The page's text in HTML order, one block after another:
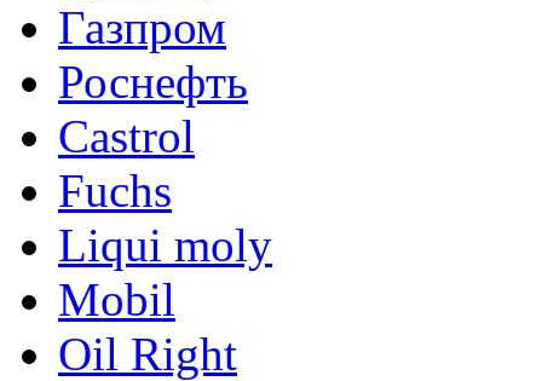
Газпром
Роснефть
Castrol
Fuchs
Liqui moly
Mobil
Oil Right